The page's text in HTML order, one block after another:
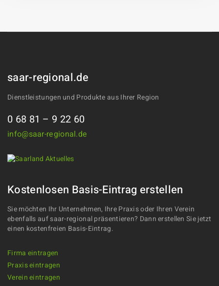
saar-regional.de
Dienstleistungen und Produkte aus Ihrer Region
0 68 81 – 9 22 60
info@saar-regional.de
Kostenlosen Basis-Eintrag erstellen
Sie möchten Ihr Unternehmen, Ihre Praxis oder Ihren Verein
ebenfalls auf saar-regional präsentieren? Dann erstellen Sie jetzt
einen kostenfreien Basis-Eintrag.
Firma eintragen
Praxis eintragen
Verein eintragen